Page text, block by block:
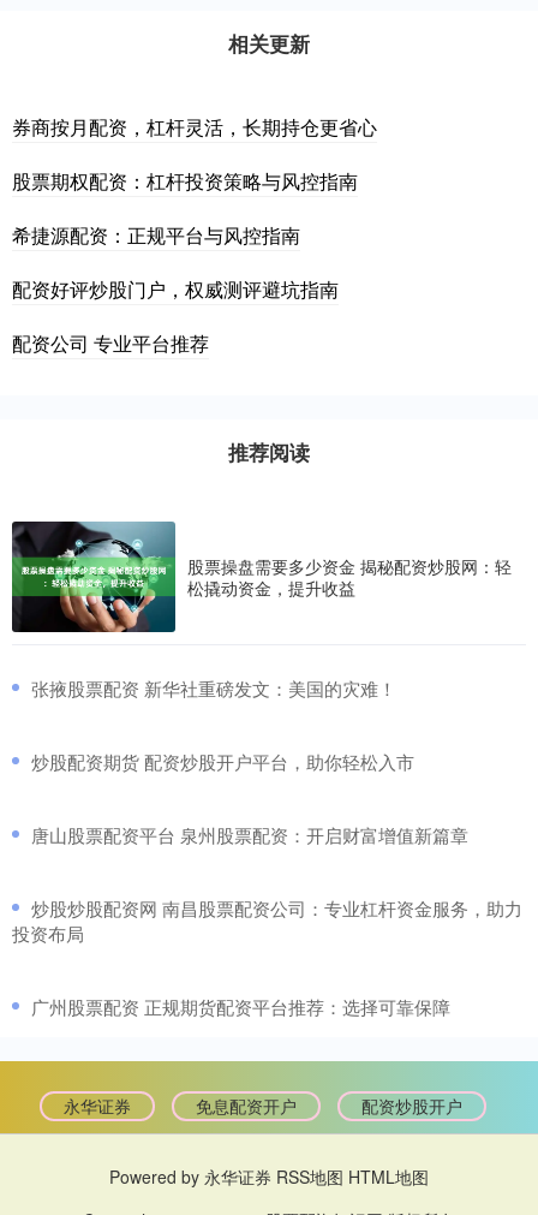
相关更新
券商按月配资，杠杆灵活，长期持仓更省心
股票期权配资：杠杆投资策略与风控指南
希捷源配资：正规平台与风控指南
配资好评炒股门户，权威测评避坑指南
配资公司 专业平台推荐
推荐阅读
股票操盘需要多少资金 揭秘配资炒股网：轻
松撬动资金，提升收益
​张掖股票配资 新华社重磅发文：美国的灾难！
​炒股配资期货 配资炒股开户平台，助你轻松入市
​唐山股票配资平台 泉州股票配资：开启财富增值新篇章
​炒股炒股配资网 南昌股票配资公司：专业杠杆资金服务，助力
投资布局
​广州股票配资 正规期货配资平台推荐：选择可靠保障
永华证券 免息配资开户 配资炒股开户
Powered by 永华证券 RSS地图 HTML地图